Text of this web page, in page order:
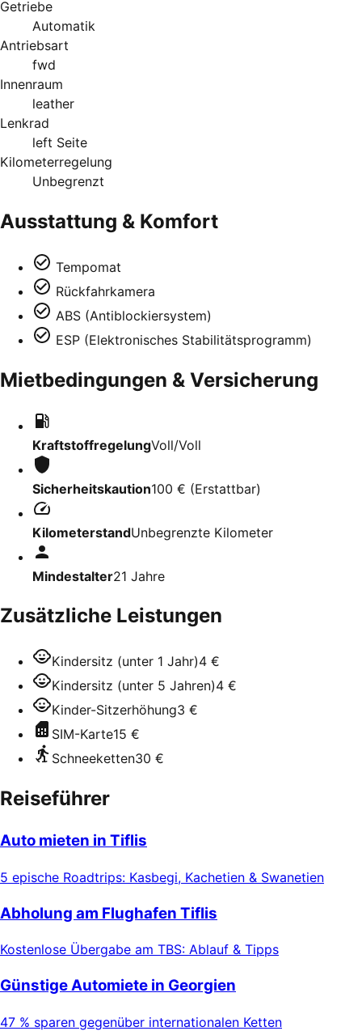
Getriebe
Automatik
Antriebsart
fwd
Innenraum
leather
Lenkrad
left Seite
Kilometerregelung
Unbegrenzt
Ausstattung & Komfort
Tempomat
Rückfahrkamera
ABS (Antiblockiersystem)
ESP (Elektronisches Stabilitätsprogramm)
Mietbedingungen & Versicherung
KraftstoffregelungVoll/Voll
Sicherheitskaution100 € (Erstattbar)
KilometerstandUnbegrenzte Kilometer
Mindestalter21 Jahre
Zusätzliche Leistungen
Kindersitz (unter 1 Jahr)4 €
Kindersitz (unter 5 Jahren)4 €
Kinder-Sitzerhöhung3 €
SIM-Karte15 €
Schneeketten30 €
Reiseführer
Auto mieten in Tiflis
5 epische Roadtrips: Kasbegi, Kachetien & Swanetien
Abholung am Flughafen Tiflis
Kostenlose Übergabe am TBS: Ablauf & Tipps
Günstige Automiete in Georgien
47 % sparen gegenüber internationalen Ketten